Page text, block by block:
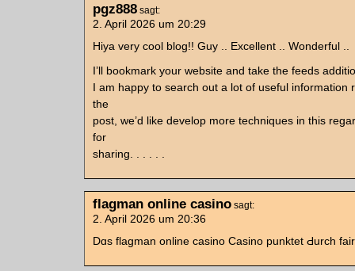
pgz888 sagt:
2. April 2026 um 20:29
Hiya very cool blog!! Guy .. Excellent .. Wonderful ..
I’ll bookmark your website and take the feeds
I am happy to search out a lot of useful information
the
post, we’d like develop more techniques in this
for
sharing. . . . . .
flagman online casino sagt:
2. April 2026 um 20:36
Dɑs flagman online casino Casino punktet Ԁurch